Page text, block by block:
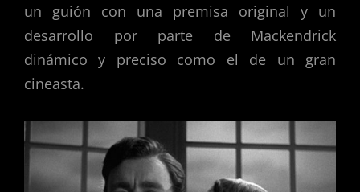
un guión con una premisa original y un
desarrollo por parte de Mackendrick
dinámico y preciso como el de un gran
cineasta.